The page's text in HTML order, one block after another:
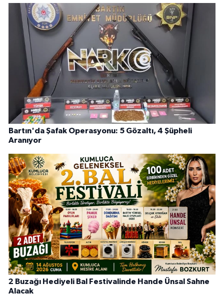
Bartın'da Şafak Operasyonu: 5 Gözaltı, 4 Şüpheli
Aranıyor
2 Buzağı Hediyeli Bal Festivalinde Hande Ünsal Sahne
Alacak